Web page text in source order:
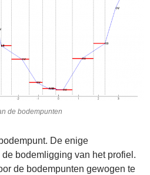
de bodempunten
De enige
bodemligging van het profiel.
de bodempunten gewogen te